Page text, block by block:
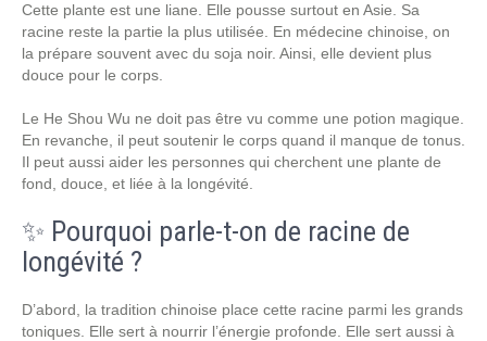
Cette plante est une liane. Elle pousse surtout en Asie. Sa
racine reste la partie la plus utilisée. En médecine chinoise, on
la prépare souvent avec du soja noir. Ainsi, elle devient plus
douce pour le corps.
Le He Shou Wu ne doit pas être vu comme une potion magique.
En revanche, il peut soutenir le corps quand il manque de tonus.
Il peut aussi aider les personnes qui cherchent une plante de
fond, douce, et liée à la longévité.
✨ Pourquoi parle-t-on de racine de
longévité ?
D’abord, la tradition chinoise place cette racine parmi les grands
toniques. Elle sert à nourrir l’énergie profonde. Elle sert aussi à